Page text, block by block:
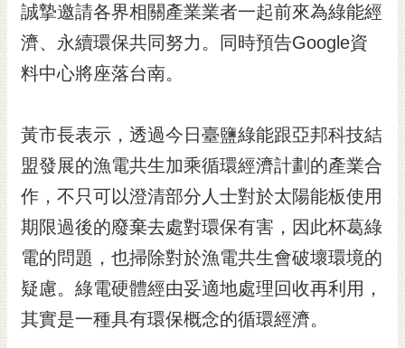
螢
光
花
泉
桐
花
祭
網
站
導
覽
訂
閱
誠摯邀請各界相關產業業者一起前來為綠能經
濟、永續環保共同努力。同時預告Google資
料中心將座落台南。
黃市長表示，透過今日臺鹽綠能跟亞邦科技結
盟發展的漁電共生加乘循環經濟計劃的產業合
作，不只可以澄清部分人士對於太陽能板使用
期限過後的廢棄去處對環保有害，因此杯葛綠
電的問題，也掃除對於漁電共生會破壞環境的
疑慮。綠電硬體經由妥適地處理回收再利用，
其實是一種具有環保概念的循環經濟。